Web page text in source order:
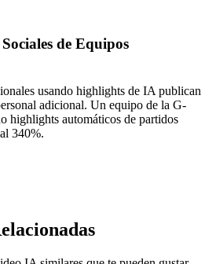
de Equipos
usando highlights de IA publican
adicional. Un equipo de la G-
highlights automáticos de partidos
340%.